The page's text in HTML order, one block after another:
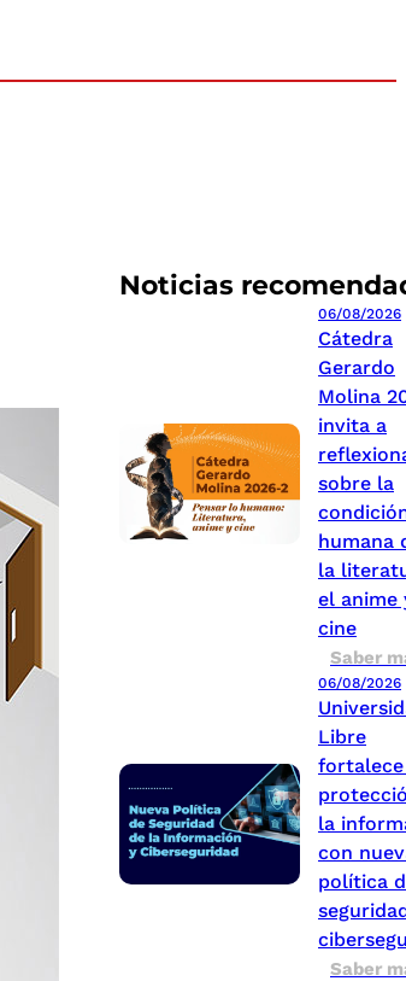
Noticias
06/08/2026
Cátedra
Gerardo
Molina
invita a
sobre la
humana
la
el anime
cine
Saber
06/08/2026
Libre
la
con
política
Saber